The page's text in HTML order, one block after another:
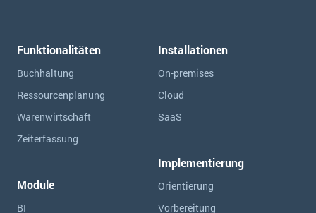
Funktionalitäten
Buchhaltung
Ressourcen­planung
Warenwirtschaft
Zeiterfassung
Module
BI
Installationen
On-premises
Cloud
SaaS
Implementierung
Orientierung
Vorbereitung